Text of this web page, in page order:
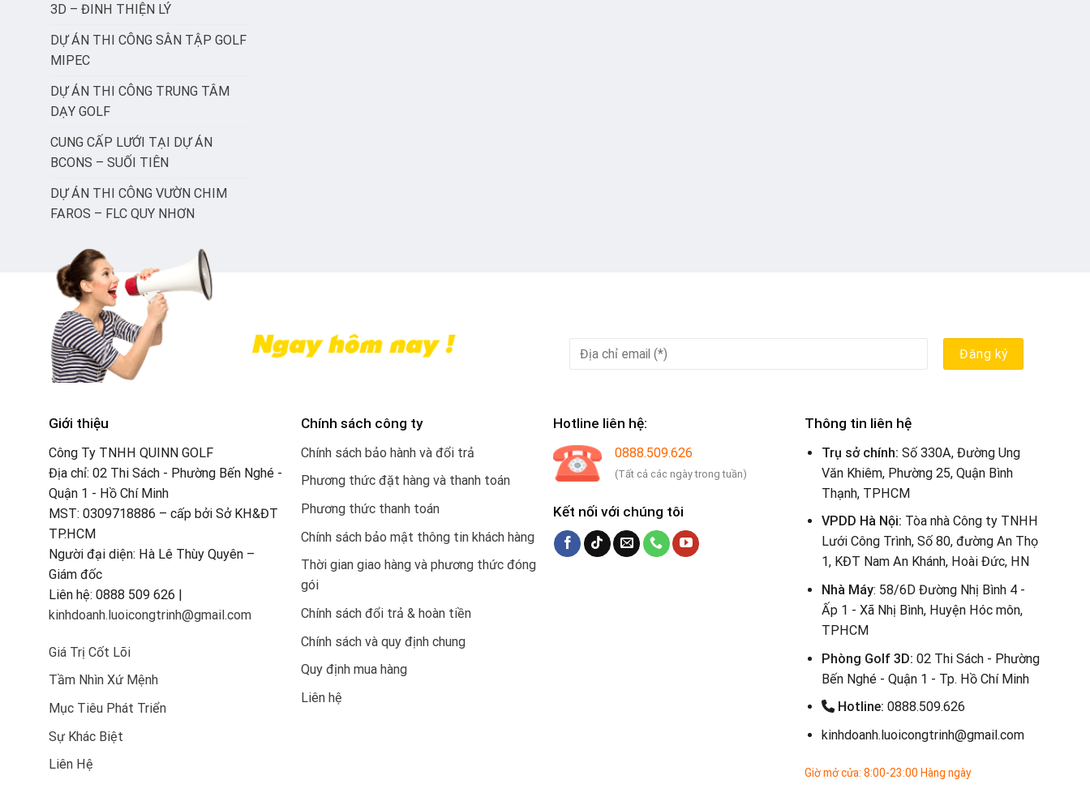
3D – ĐINH THIỆN LÝ
DỰ ÁN THI CÔNG SÂN TẬP GOLF
MIPEC
DỰ ÁN THI CÔNG TRUNG TÂM
DẠY GOLF
CUNG CẤP LƯỚI TẠI DỰ ÁN
BCONS – SUỐI TIÊN
DỰ ÁN THI CÔNG VƯỜN CHIM
FAROS – FLC QUY NHƠN
Giới thiệu
Công Ty TNHH QUINN GOLF
Địa chỉ: 02 Thi Sách - Phường Bến Nghé -
Quận 1 - Hồ Chí Minh
MST: 0309718886 – cấp bởi Sở KH&ĐT
TP.HCM
Người đại diện: Hà Lê Thùy Quyên –
Giám đốc
Liên hệ: 0888 509 626 |
kinhdoanh.luoicongtrinh@gmail.com
Giá Trị Cốt Lõi
Tầm Nhìn Xứ Mệnh
Mục Tiêu Phát Triển
Sự Khác Biệt
Liên Hệ
Chính sách công ty
Chính sách bảo hành và đổi trả
Phương thức đặt hàng và thanh toán
Phương thức thanh toán
Chính sách bảo mật thông tin khách hàng
Thời gian giao hàng và phương thức đóng
gói
Chính sách đổi trả & hoàn tiền
Chính sách và quy định chung
Quy định mua hàng
Liên hệ
Hotline liên hệ:
0888.509.626
(Tất cả các ngày trong tuần)
Kết nối với chúng tôi
Thông tin liên hệ
Trụ sở chính: Số 330A, Đường Ung
Văn Khiêm, Phường 25, Quận Bình
Thạnh, TPHCM
VPDD Hà Nội: Tòa nhà Công ty TNHH
Lưới Công Trình, Số 80, đường An Thọ
1, KĐT Nam An Khánh, Hoài Đức, HN
Nhà Máy: 58/6D Đường Nhị Bình 4 -
Ấp 1 - Xã Nhị Bình, Huyện Hóc môn,
TPHCM
Phòng Golf 3D:02 Thi Sách - Phường
Bến Nghé - Quận 1 - Tp. Hồ Chí Minh
Hotline: 0888.509.626
kinhdoanh.luoicongtrinh@gmail.com
Giờ mở cửa: 8:00-23:00 Hàng ngày